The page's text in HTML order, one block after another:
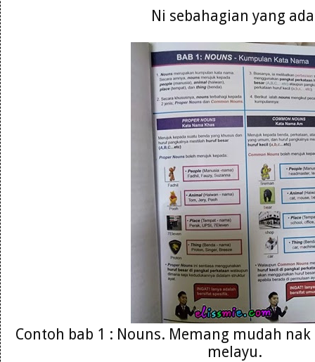
Ni sebahagian yang
Contoh bab 1 : Nouns. Memang mudah
melayu.